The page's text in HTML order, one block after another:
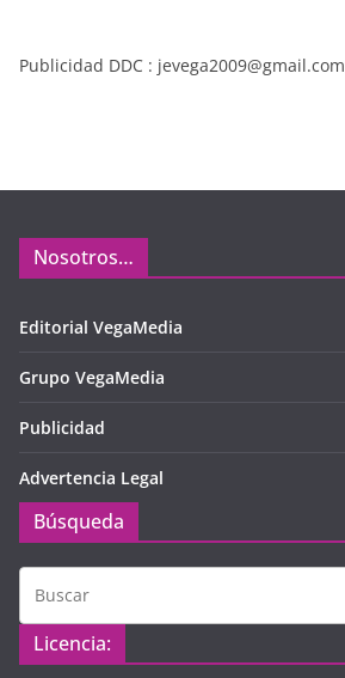
Publicidad DDC : jevega2009@gmail.com
Nosotros…
Editorial VegaMedia
Grupo VegaMedia
Publicidad
Advertencia Legal
Búsqueda
Licencia: